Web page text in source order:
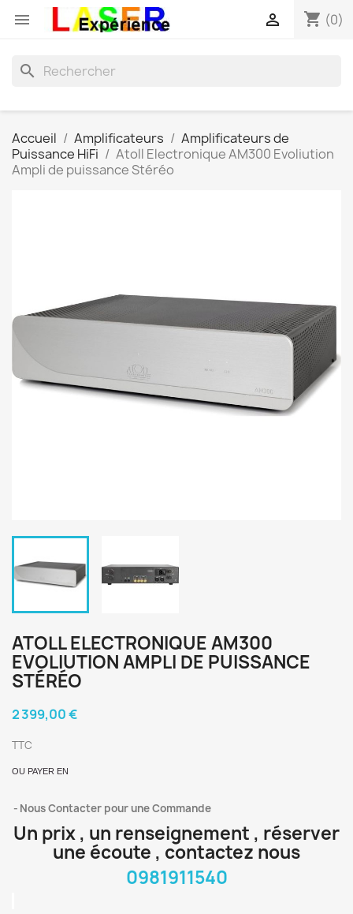
 shopping_cart (0)

search
Accueil Amplificateurs
Amplificateurs de
Puissance HiFi
Atoll Electronique AM300 Evoliution
Ampli de puissance Stéréo
ATOLL ELECTRONIQUE AM300
EVOLIUTION AMPLI DE PUISSANCE
STÉRÉO
2 399,00 €
TTC
OU PAYER EN
Nous Contacter pour une Commande
Un prix , un renseignement , réserver
une écoute , contactez nous
0981911540